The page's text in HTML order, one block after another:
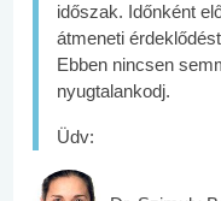
időszak. Időnként
átmeneti
Ebben nincsen
nyugtalankodj.
Üdv: